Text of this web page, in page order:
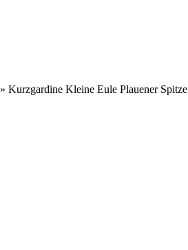
» Kurzgardine Kleine Eule Plauener Spitze